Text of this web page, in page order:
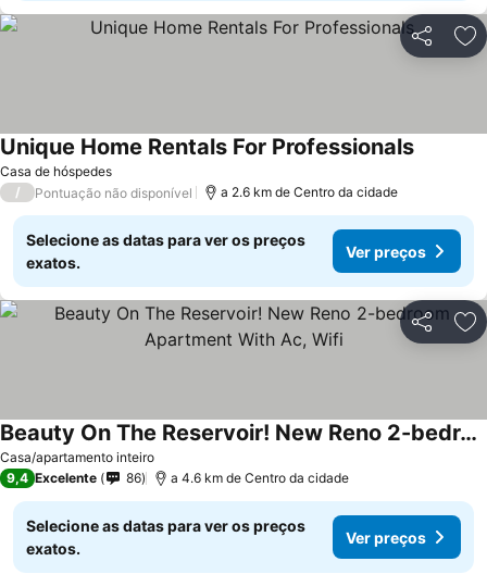
Partilhar
Casa de hóspedes
Unique Home Rentals For Professionals
/ Pontuação não disponível a 2.6 km de Centro da cidade
Selecione as datas para ver os preços
exatos.
Ver preços
Partilhar
Casa/apartamento inteiro
Beauty On The Reservoir! New Reno 2-bedroom Apartment With Ac, Wifi
9,4 Excelente 86 a 4.6 km de Centro da cidade
Selecione as datas para ver os preços
exatos.
Ver preços